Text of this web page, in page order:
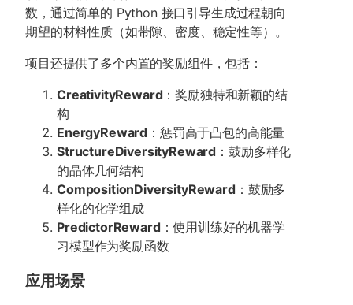
数，通过简单的 Python 接口引导生成过程朝向
期望的材料性质（如带隙、密度、稳定性等）。
项目还提供了多个内置的奖励组件，包括：
CreativityReward：奖励独特和新颖的结
构
EnergyReward ：惩罚高于凸包的高能量
StructureDiversityReward ：鼓励多样化
的晶体几何结构
CompositionDiversityReward：鼓励多
样化的化学组成
PredictorReward：使用训练好的机器学
习模型作为奖励函数
应用场景